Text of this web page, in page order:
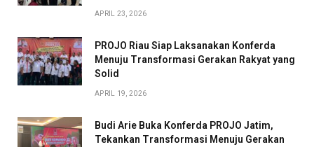
APRIL 23, 2026
PROJO Riau Siap Laksanakan Konferda
Menuju Transformasi Gerakan Rakyat yang
Solid
APRIL 19, 2026
Budi Arie Buka Konferda PROJO Jatim,
Tekankan Transformasi Menuju Gerakan